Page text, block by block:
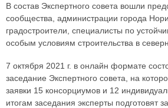
В состав Экспертного совета вошли
сообщества, администрации города
градостроители, специалисты по
особым условиям строительства в
7 октября 2021 г. в онлайн формате
заседание Экспертного совета, на
заявки 15 консорциумов и 12
итогам заседания эксперты подготовят